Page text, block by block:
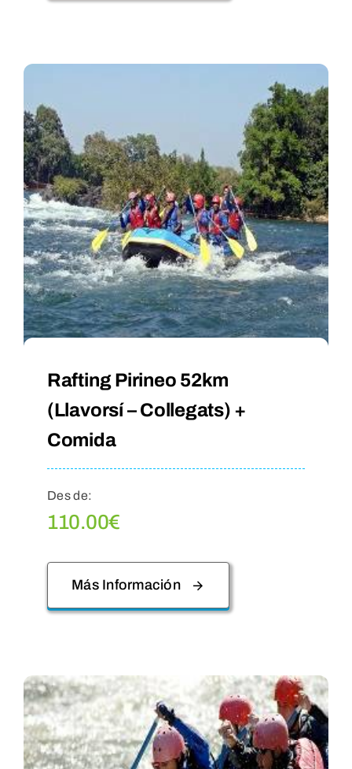
Rafting Pirineo 52km
(Llavorsí – Collegats) +
Comida
Des de:
110.00€
Más Información